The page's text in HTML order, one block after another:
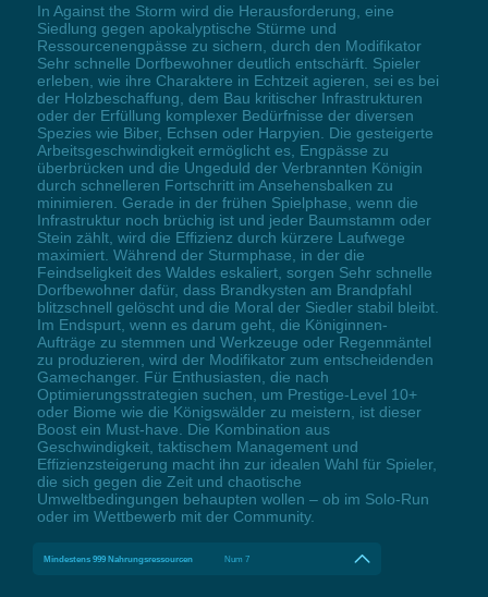
In Against the Storm wird die Herausforderung, eine
Siedlung gegen apokalyptische Stürme und
Ressourcenengpässe zu sichern, durch den Modifikator
Sehr schnelle Dorfbewohner deutlich entschärft. Spieler
erleben, wie ihre Charaktere in Echtzeit agieren, sei es bei
der Holzbeschaffung, dem Bau kritischer Infrastrukturen
oder der Erfüllung komplexer Bedürfnisse der diversen
Spezies wie Biber, Echsen oder Harpyien. Die gesteigerte
Arbeitsgeschwindigkeit ermöglicht es, Engpässe zu
überbrücken und die Ungeduld der Verbrannten Königin
durch schnelleren Fortschritt im Ansehensbalken zu
minimieren. Gerade in der frühen Spielphase, wenn die
Infrastruktur noch brüchig ist und jeder Baumstamm oder
Stein zählt, wird die Effizienz durch kürzere Laufwege
maximiert. Während der Sturmphase, in der die
Feindseligkeit des Waldes eskaliert, sorgen Sehr schnelle
Dorfbewohner dafür, dass Brandkysten am Brandpfahl
blitzschnell gelöscht und die Moral der Siedler stabil bleibt.
Im Endspurt, wenn es darum geht, die Königinnen-
Aufträge zu stemmen und Werkzeuge oder Regenmäntel
zu produzieren, wird der Modifikator zum entscheidenden
Gamechanger. Für Enthusiasten, die nach
Optimierungsstrategien suchen, um Prestige-Level 10+
oder Biome wie die Königswälder zu meistern, ist dieser
Boost ein Must-have. Die Kombination aus
Geschwindigkeit, taktischem Management und
Effizienzsteigerung macht ihn zur idealen Wahl für Spieler,
die sich gegen die Zeit und chaotische
Umweltbedingungen behaupten wollen – ob im Solo-Run
oder im Wettbewerb mit der Community.
Mindestens 999 Nahrungsressourcen Num 7